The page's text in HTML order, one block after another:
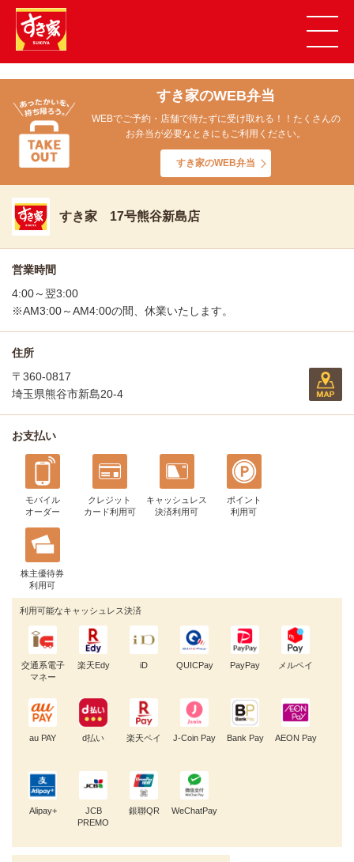
すき家のWEB弁当
WEBでご予約・店舗で待たずに受け取れる！！たくさんの
お弁当が必要なときにもご利用ください。
すき家のWEB弁当
すき家 17号熊谷新島店
営業時間
4:00～翌3:00
※AM3:00～AM4:00の間、休業いたします。
住所
〒360-0817
埼玉県熊谷市新島20-4
お支払い
モバイル
オーダー
クレジット
カード利用可
キャッシュレス
決済利用可
ポイント
利用可
株主優待券
利用可
利用可能なキャッシュレス決済
交通系電子
マネー
楽天Edy iD QUICPay PayPay メルペイ
au PAY d払い 楽天ペイ J-Coin Pay Bank Pay AEON Pay
Alipay+
JCB
PREMO
銀聯QR WeChatPay